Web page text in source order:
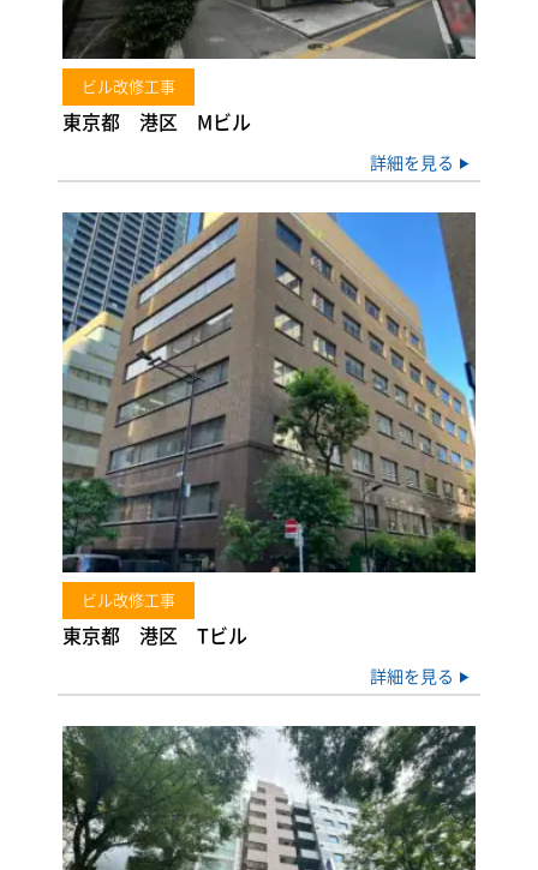
ビル改修工事
東京都 港区 Mビル
詳細を見る
ビル改修工事
東京都 港区 Tビル
詳細を見る